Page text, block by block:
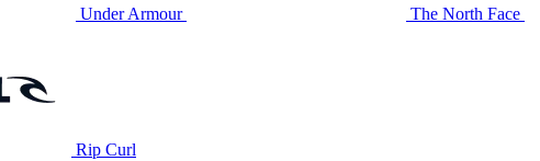
Under Armour The North Face
Rip Curl